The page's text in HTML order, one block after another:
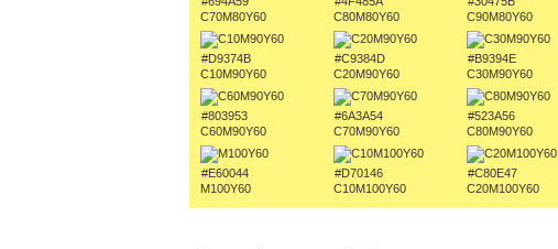
C70M80Y60
C80M80Y60
C90M80Y60
#D9374B
C10M90Y60
#C9384D
C20M90Y60
#B9394E
C30M90Y60
#803953
C60M90Y60
#6A3A54
C70M90Y60
#523A56
C80M90Y60
#E60044
M100Y60
#D70146
C10M100Y60
#C80E47
C20M100Y60